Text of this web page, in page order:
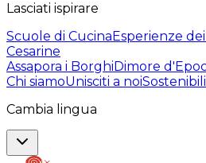
Lasciati ispirare
Scuole di CucinaEsperienze
Cesarine
Assapora i BorghiDimore
Chi siamoUnisciti a noi
Cambia lingua